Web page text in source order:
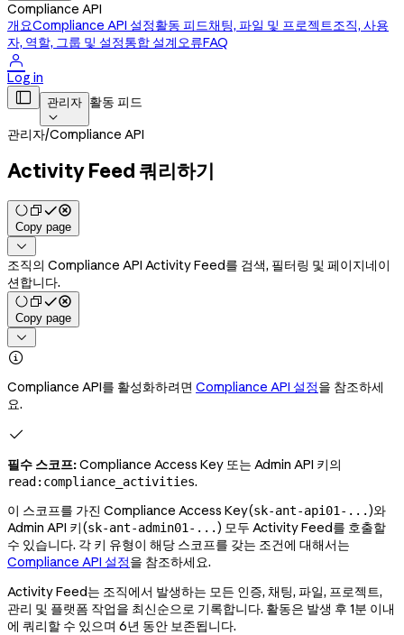
Compliance API
개요Compliance API 설정활동 피드채팅, 파일 및 프로젝트조직, 사용
자, 역할, 그룹 및 설정통합 설계오류FAQ

Log in
 관리자

활동 피드
관리자/Compliance API
Activity Feed 쿼리하기
Copy page

조직의 Compliance API Activity Feed를 검색, 필터링 및 페이지네이
션합니다.
Copy page


Compliance API를 활성화하려면 Compliance API 설정을 참조하세
요.

필수 스코프:Compliance Access Key 또는 Admin API 키의
read:compliance_activities.
이 스코프를 가진 Compliance Access Key(sk-ant-api01-...)와
Admin API 키(sk-ant-admin01-...) 모두 Activity Feed를 호출할
수 있습니다. 각 키 유형이 해당 스코프를 갖는 조건에 대해서는
Compliance API 설정을 참조하세요.
Activity Feed는 조직에서 발생하는 모든 인증, 채팅, 파일, 프로젝트,
관리 및 플랫폼 작업을 최신순으로 기록합니다. 활동은 발생 후 1분 이내
에 쿼리할 수 있으며 6년 동안 보존됩니다.